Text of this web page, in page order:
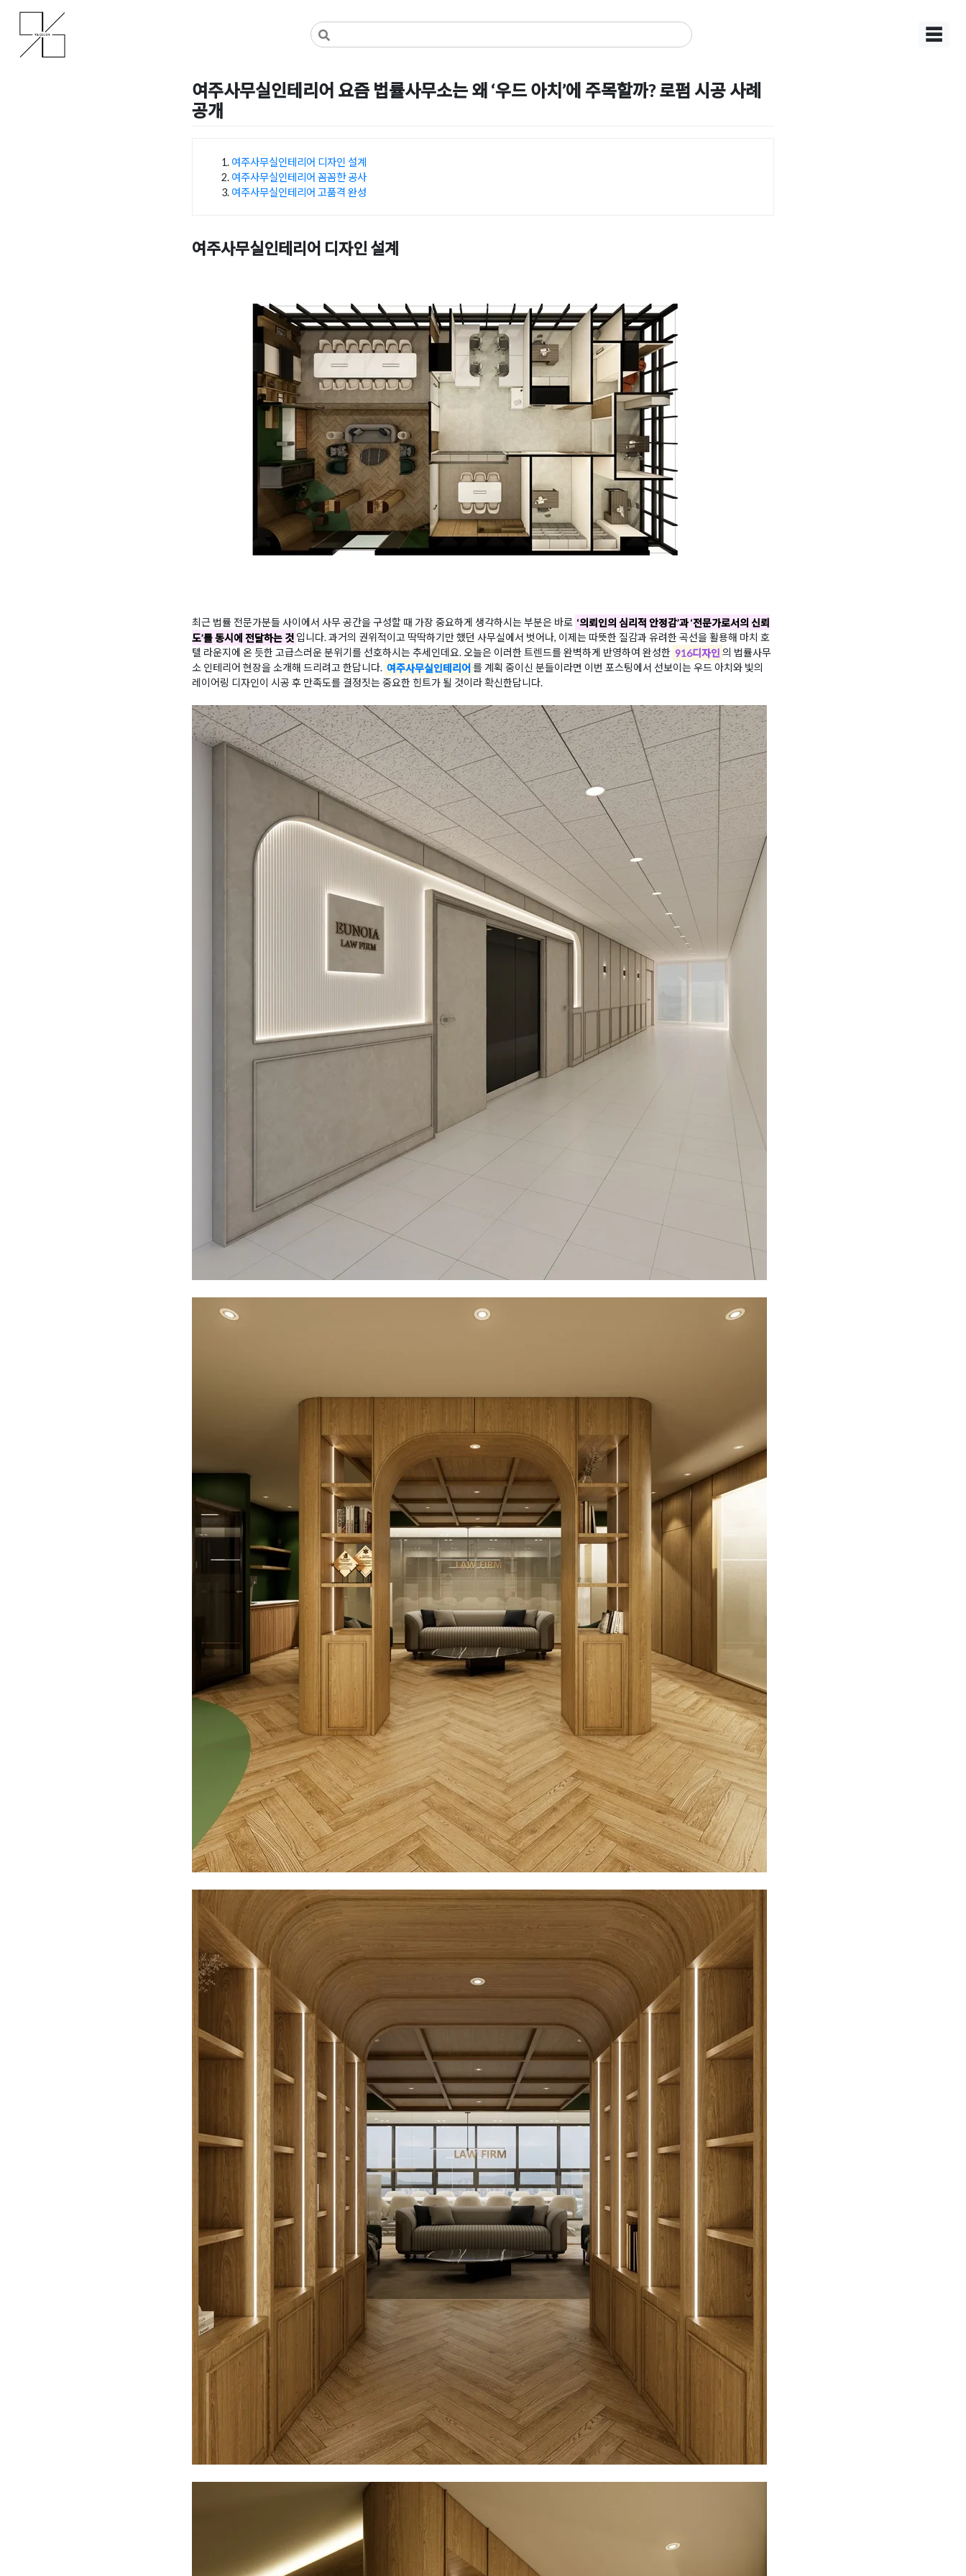
content
사무실인테리어 디자인 공사 비용견적 플랫폼
사무실인테리어 916
☰
여주사무실인테리어 요즘 법률사무소는 왜 ‘우드 아치’에 주목할까? 로펌 시공 사례
공개
여주사무실인테리어 디자인 설계
여주사무실인테리어 꼼꼼한 공사
여주사무실인테리어 고품격 완성
여주사무실인테리어 디자인 설계
최근 법률 전문가분들 사이에서 사무 공간을 구성할 때 가장 중요하게 생각하시는 부분은 바로 ‘의뢰인의 심리적 안정감’과 ‘전문가로서의 신뢰
도’를 동시에 전달하는 것 입니다. 과거의 권위적이고 딱딱하기만 했던 사무실에서 벗어나, 이제는 따뜻한 질감과 유려한 곡선을 활용해 마치 호
텔 라운지에 온 듯한 고급스러운 분위기를 선호하시는 추세인데요. 오늘은 이러한 트렌드를 완벽하게 반영하여 완성한 916디자인 의 법률사무
소 인테리어 현장을 소개해 드리려고 한답니다. 여주사무실인테리어 를 계획 중이신 분들이라면 이번 포스팅에서 선보이는 우드 아치와 빛의
레이어링 디자인이 시공 후 만족도를 결정짓는 중요한 힌트가 될 것이라 확신한답니다.